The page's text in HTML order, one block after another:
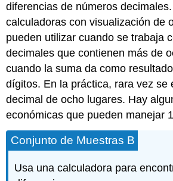
diferencias de números
calculadoras con visualización de
pueden utilizar cuando se trabaja
decimales que contienen más de
cuando la suma da como
dígitos. En la práctica, rara vez se
decimal de ocho lugares. Hay
económicas que pueden manejar
Conjunto de Muestras B
Usa una calculadora para